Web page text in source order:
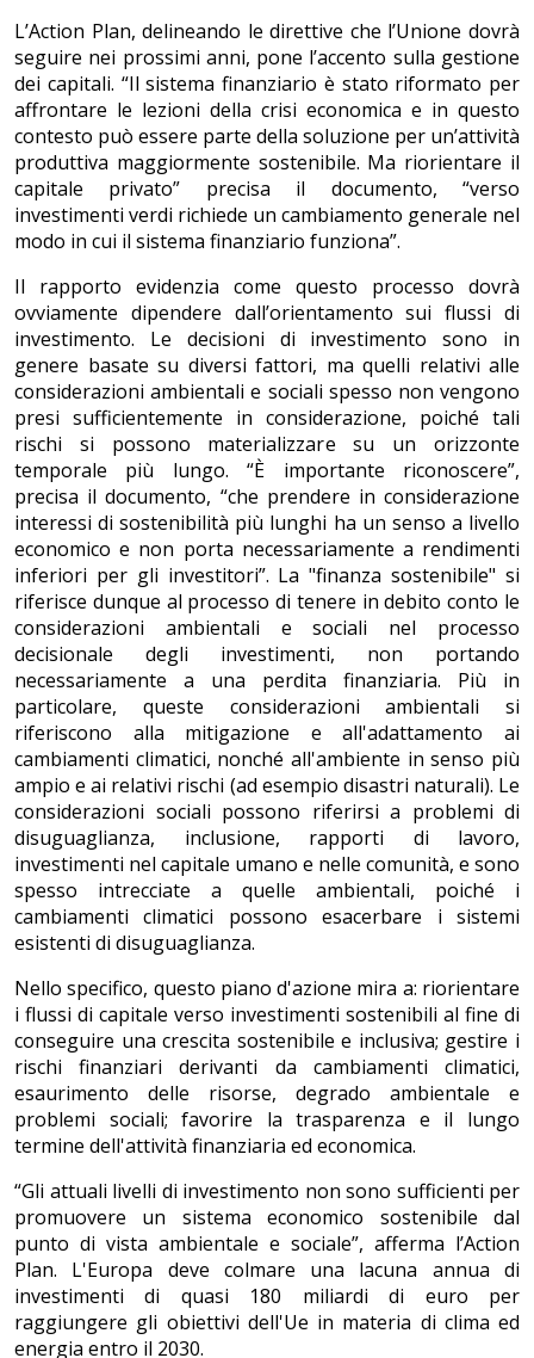
L’Action Plan, delineando le direttive che l’Unione dovrà
seguire nei prossimi anni, pone l’accento sulla gestione
dei capitali. “Il sistema finanziario è stato riformato per
affrontare le lezioni della crisi economica e in questo
contesto può essere parte della soluzione per un’attività
produttiva maggiormente sostenibile. Ma riorientare il
capitale privato” precisa il documento, “verso
investimenti verdi richiede un cambiamento generale nel
modo in cui il sistema finanziario funziona”.
Il rapporto evidenzia come questo processo dovrà
ovviamente dipendere dall’orientamento sui flussi di
investimento. Le decisioni di investimento sono in
genere basate su diversi fattori, ma quelli relativi alle
considerazioni ambientali e sociali spesso non vengono
presi sufficientemente in considerazione, poiché tali
rischi si possono materializzare su un orizzonte
temporale più lungo. “È importante riconoscere”,
precisa il documento, “che prendere in considerazione
interessi di sostenibilità più lunghi ha un senso a livello
economico e non porta necessariamente a rendimenti
inferiori per gli investitori”. La "finanza sostenibile" si
riferisce dunque al processo di tenere in debito conto le
considerazioni ambientali e sociali nel processo
decisionale degli investimenti, non portando
necessariamente a una perdita finanziaria. Più in
particolare, queste considerazioni ambientali si
riferiscono alla mitigazione e all'adattamento ai
cambiamenti climatici, nonché all'ambiente in senso più
ampio e ai relativi rischi (ad esempio disastri naturali). Le
considerazioni sociali possono riferirsi a problemi di
disuguaglianza, inclusione, rapporti di lavoro,
investimenti nel capitale umano e nelle comunità, e sono
spesso intrecciate a quelle ambientali, poiché i
cambiamenti climatici possono esacerbare i sistemi
esistenti di disuguaglianza.
Nello specifico, questo piano d'azione mira a: riorientare
i flussi di capitale verso investimenti sostenibili al fine di
conseguire una crescita sostenibile e inclusiva; gestire i
rischi finanziari derivanti da cambiamenti climatici,
esaurimento delle risorse, degrado ambientale e
problemi sociali; favorire la trasparenza e il lungo
termine dell'attività finanziaria ed economica.
“Gli attuali livelli di investimento non sono sufficienti per
promuovere un sistema economico sostenibile dal
punto di vista ambientale e sociale”, afferma l’Action
Plan. L'Europa deve colmare una lacuna annua di
investimenti di quasi 180 miliardi di euro per
raggiungere gli obiettivi dell'Ue in materia di clima ed
energia entro il 2030.